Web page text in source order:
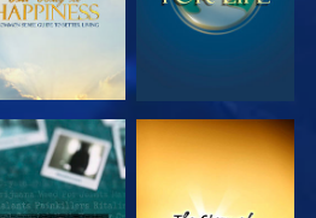
SE SE